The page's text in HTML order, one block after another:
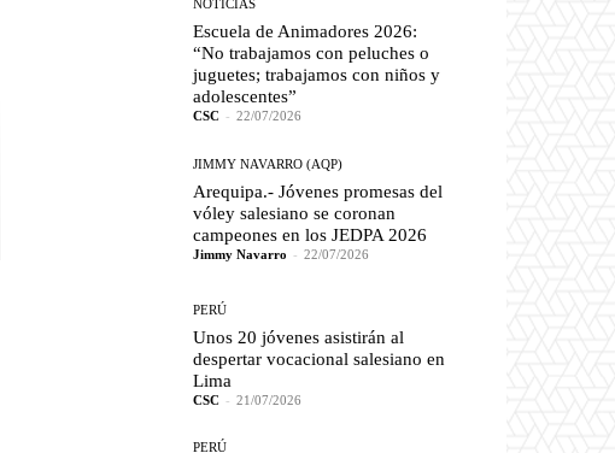
NOTICIAS
Escuela de Animadores 2026:
“No trabajamos con peluches o
juguetes; trabajamos con niños y
adolescentes”
CSC - 22/07/2026
JIMMY NAVARRO (AQP)
Arequipa.- Jóvenes promesas del
vóley salesiano se coronan
campeones en los JEDPA 2026
Jimmy Navarro - 22/07/2026
PERÚ
Unos 20 jóvenes asistirán al
despertar vocacional salesiano en
Lima
CSC - 21/07/2026
PERÚ